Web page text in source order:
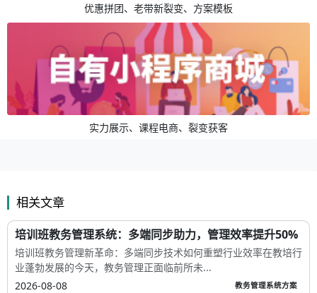
优惠拼团、老带新裂变、方案模板
实力展示、课程电商、裂变获客
相关文章
培训班教务管理系统：多端同步助力，管理效率提升50%
培训班教务管理新革命：多端同步技术如何重塑行业效率在教培行
业蓬勃发展的今天，教务管理正面临前所未...
2026-08-08
教务管理系统方案